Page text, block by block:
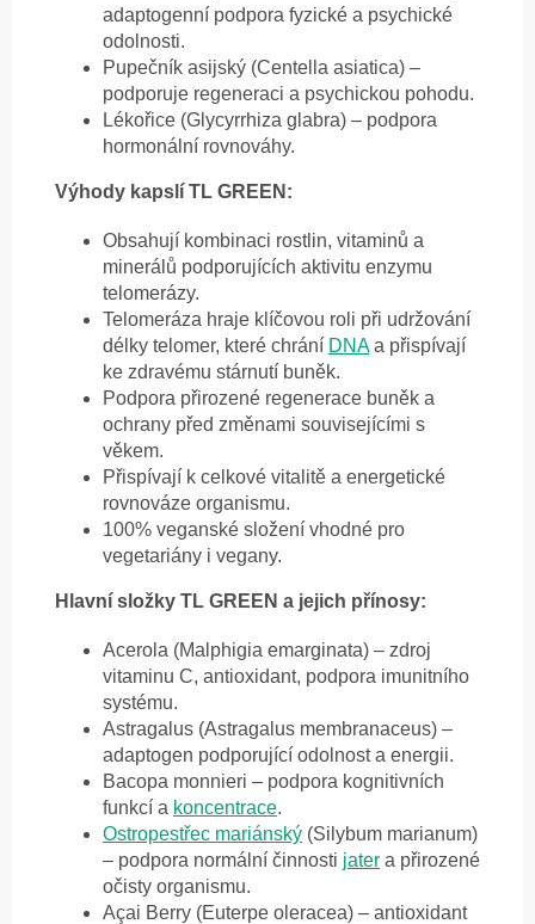
adaptogenní podpora fyzické a psychické
odolnosti.
Pupečník asijský (Centella asiatica) –
podporuje regeneraci a psychickou pohodu.
Lékořice (Glycyrrhiza glabra) – podpora
hormonální rovnováhy.
Výhody kapslí TL GREEN:
Obsahují kombinaci rostlin, vitaminů a
minerálů podporujících aktivitu enzymu
telomerázy.
Telomeráza hraje klíčovou roli při udržování
délky telomer, které chrání DNAa přispívají
ke zdravému stárnutí buněk.
Podpora přirozené regenerace buněk a
ochrany před změnami souvisejícími s
věkem.
Přispívají k celkové vitalitě a energetické
rovnováze organismu.
100% veganské složení vhodné pro
vegetariány i vegany.
Hlavní složky TL GREEN a jejich přínosy:
Acerola (Malphigia emarginata) – zdroj
vitaminu C, antioxidant, podpora imunitního
systému.
Astragalus (Astragalus membranaceus) –
adaptogen podporující odolnost a energii.
Bacopa monnieri – podpora kognitivních
funkcí a koncentrace.
Ostropestřec mariánský (Silybum marianum)
– podpora normální činnosti jater a přirozené
očisty organismu.
Açai Berry (Euterpe oleracea) – antioxidant